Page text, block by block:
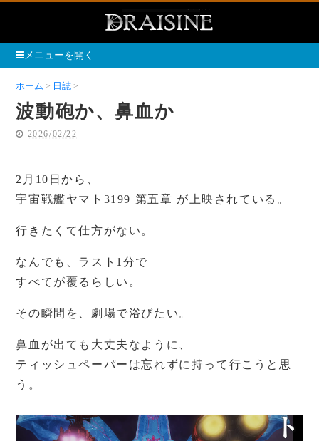
メニューを開く
ホーム 日誌
波動砲か、鼻血か
2026/02/22
2月10日から、
宇宙戦艦ヤマト3199 第五章 が上映されている。
行きたくて仕方がない。
なんでも、ラスト1分で
すべてが覆るらしい。
その瞬間を、劇場で浴びたい。
鼻血が出ても大丈夫なように、
ティッシュペーパーは忘れずに持って行こうと思
う。